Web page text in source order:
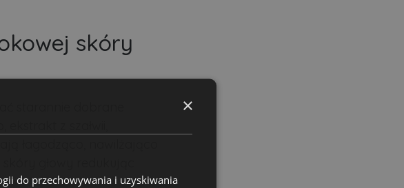
skóry
starannie dobrane
głowy redukując
×
do przechowywania i uzyskiwania